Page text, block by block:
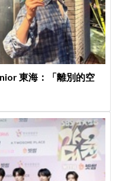
東海：「離別的空